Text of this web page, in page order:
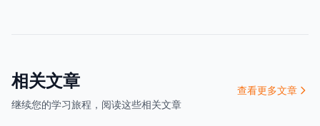
相关文章
继续您的学习旅程，阅读这些相关文章
查看更多文章